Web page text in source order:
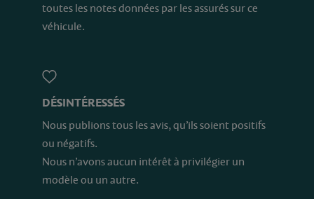
toutes les notes données par les assurés sur ce
véhicule.
DÉSINTÉRESSÉS
Nous publions tous les avis, qu’ils soient positifs
ou négatifs.
Nous n’avons aucun intérêt à privilégier un
modèle ou un autre.